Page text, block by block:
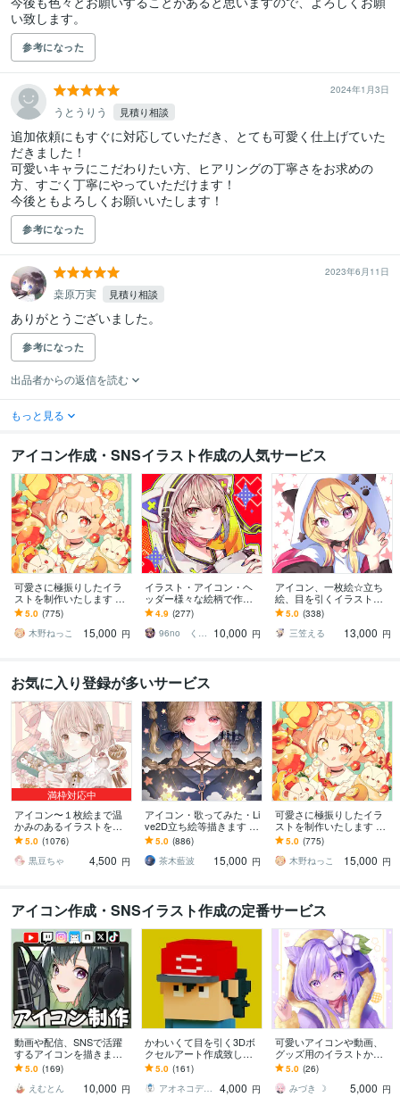
い致します。
参考になった
2024年1月3日
うとうりう 見積り相談
追加依頼にもすぐに対応していただき、とても可愛く仕上げていた
だきました！
可愛いキャラにこだわりたい方、ヒアリングの丁寧さをお求めの
方、すごく丁寧にやっていただけます！
今後ともよろしくお願いいたします！
参考になった
2023年6月11日
桒原万実 見積り相談
ありがとうございました。
参考になった
出品者からの返信を読む
もっと見る
アイコン作成・SNSイラスト作成の人気サービス
可愛さに極振りしたイラ
ストを制作いたします ★
商用利用＆二次利用込
み！ミニキャラは小物２
点まで無料！★
5.0 (775)
木野ねっこ
15,000 円
イラスト・アイコン・ヘ
ッダー様々な絵柄で作成
します 商用可！似顔絵・
ブログ・インスタ・動画
配信サムネ等用途様々！
4.9 (277)
96no くろの
10,000 円
アイコン、一枚絵☆立ち
絵、目を引くイラスト描
きます イリアム、サム
ネ、live2D、YouTube、歌
ってみたも
5.0 (338)
三笠える
13,000 円
お気に入り登録が多いサービス
満枠対応中
アイコン〜１枚絵まで温
かみのあるイラストを描
きます ★ココナラ自体が
初めての方も、お気軽に
ご相談ください♪★
5.0 (1076)
黒豆ちゃ
4,500 円
アイコン・歌ってみた・Li
ve2D立ち絵等描きます ち
びキャラや配信用イラス
ト等、幅広く制作してい
ます！
5.0 (886)
茶木藍波
15,000 円
可愛さに極振りしたイラ
ストを制作いたします ★
商用利用＆二次利用込
み！ミニキャラは小物２
点まで無料！★
5.0 (775)
木野ねっこ
15,000 円
アイコン作成・SNSイラスト作成の定番サービス
動画や配信、SNSで活躍
するアイコンを描きます
まずはお気軽にご相談下
さい。歴10年のプロが本
気で描きます！
5.0 (169)
えむとん
10,000 円
かわいくて目を引く3Dボ
クセルアート作成致しま
す YouTube、TikTok、SN
Sアイコン等にオススメ
5.0 (161)
アオネコデザイン
4,000 円
可愛いアイコンや動画、
グッズ用のイラストかき
ます キャラデザ、パーツ
分け等ご要望に幅広く対
応致します！
5.0 (26)
みづき ☽
5,000 円